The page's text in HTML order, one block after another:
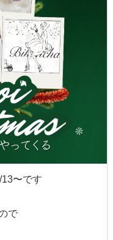
〜です
で